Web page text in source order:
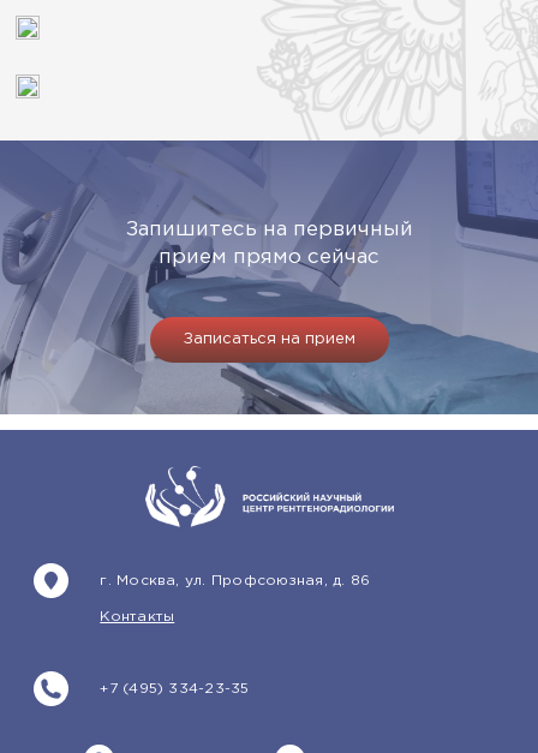
Запишитесь на первичный
прием прямо сейчас
Записаться на прием
+7 (495) 334-23-35
г. Москва, ул. Профсоюзная, д. 86
Контакты